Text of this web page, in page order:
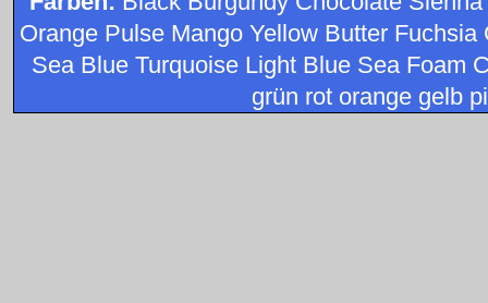
Orange Pulse Mango Yellow Butter
Sea Blue Turquoise Light Blue Sea Foam
grün rot orange gelb